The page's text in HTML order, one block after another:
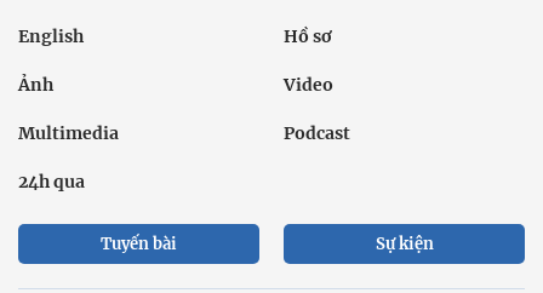
English Hồ sơ
Ảnh Video
Multimedia Podcast
24h qua
Tuyến bài Sự kiện